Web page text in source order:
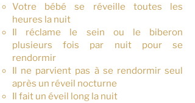
Votre bébé se réveille toutes les
heures la nuit
Il réclame le sein ou le biberon
plusieurs fois par nuit pour se
rendormir
Il ne parvient pas à se rendormir seul
après un réveil nocturne
Il fait un éveil long la nuit